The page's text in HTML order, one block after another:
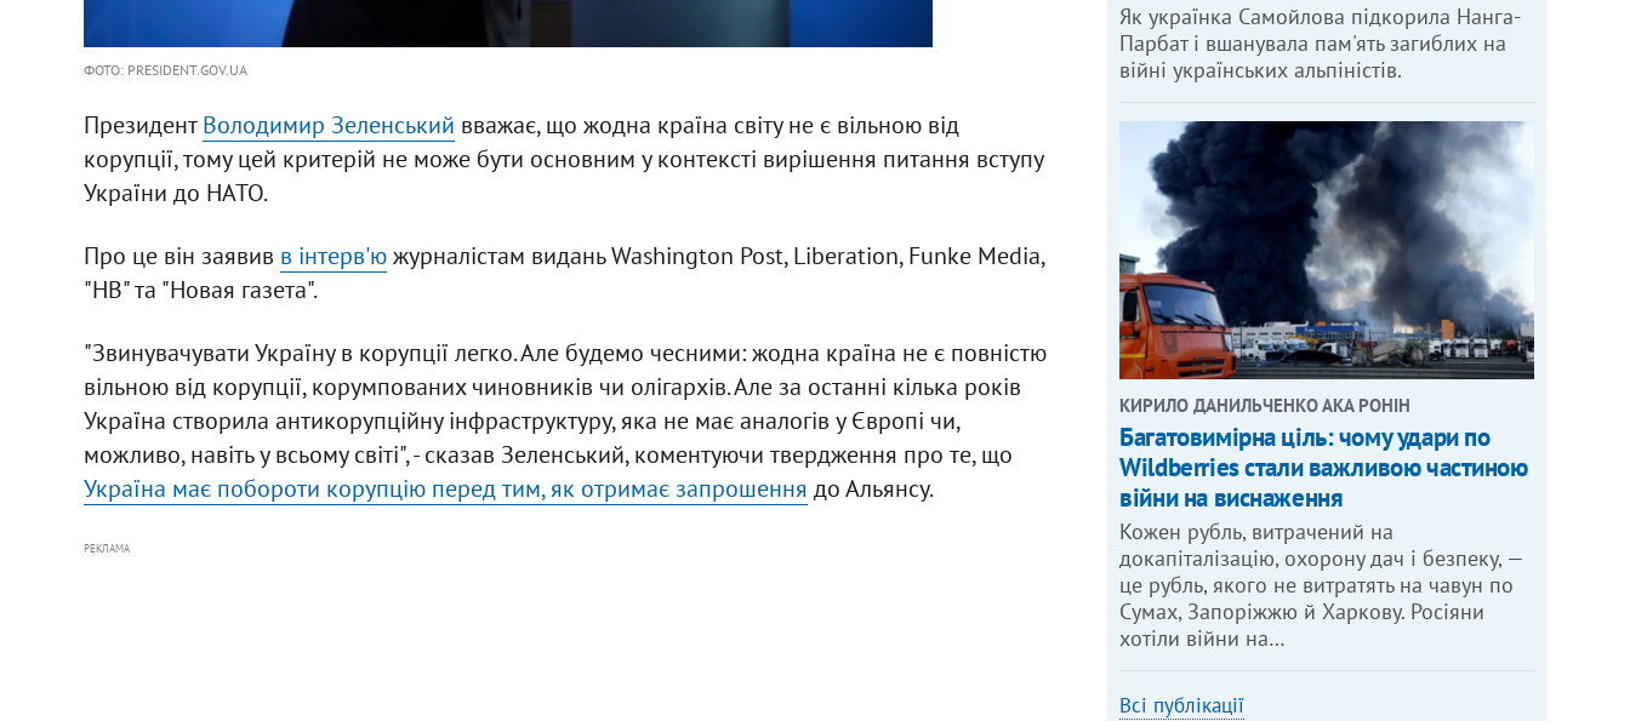
ФОТО: PRESIDENT.GOV.UA
ПрезидентВолодимир Зеленський вважає, що жодна країна світу не є вільною від
корупції, тому цей критерій не може бути основним у контексті вирішення питання вступу
України до НАТО.
Про це він заявив в інтерв'южурналістам видань Washington Post, Liberation, Funke Media,
"НВ" та "Новая газета".
"Звинувачувати Україну в корупції легко. Але будемо чесними: жодна країна не є повністю
вільною від корупції, корумпованих чиновників чи олігархів. Але за останні кілька років
Україна створила антикорупційну інфраструктуру, яка не має аналогів у Європі чи,
можливо, навіть у всьому світі", - сказав Зеленський, коментуючи твердження про те, що
Україна має побороти корупцію перед тим, як отримає запрошення до Альянсу.
РЕКЛАМА
Як українка Самойлова підкорила Нанга-
Парбат і вшанувала пам'ять загиблих на
війні українських альпіністів.
КИРИЛО ДАНИЛЬЧЕНКО АКА РОНІН
Багатовимірна ціль: чому удари по
Wildberries стали важливою частиною
війни на виснаження
Кожен рубль, витрачений на
докапіталізацію, охорону дач і безпеку, —
це рубль, якого не витратять на чавун по
Сумах, Запоріжжю й Харкову. Росіяни
хотіли війни на…
Всі публікації